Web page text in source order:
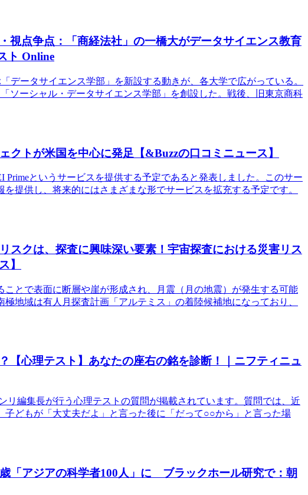
視点争点：「商経法社」の一橋大がデータサイエンス教育
ト Online
データサイエンス学部」を新設する動きが、各大学で広がっている。
ソーシャル・データサイエンス学部」を創設した。戦後、旧東京商科
クトが米国を中心に発足【&Buzzの口コミニュース】
Primeというサービスを提供する予定であると発表しました。このサー
提供し、将来的にはさまざまな形でサービスを拡充する予定です。
スクは、探査に興味深い要素！宇宙探査における災害リス
】
ことで表面に断層や崖が形成され、月震（月の地震）が発生する可能
地域は有人月探査計画「アルテミス」の着陸候補地になっており、
【心理テスト】あなたの座右の銘を診断！｜ニフティニュ
リ編集長が行う心理テストの質問が掲載されています。質問では、近
どもが「大丈夫だよ」と言った後に「だって○○から」と言った場
「アジアの科学者100人」に ブラックホール研究で：朝